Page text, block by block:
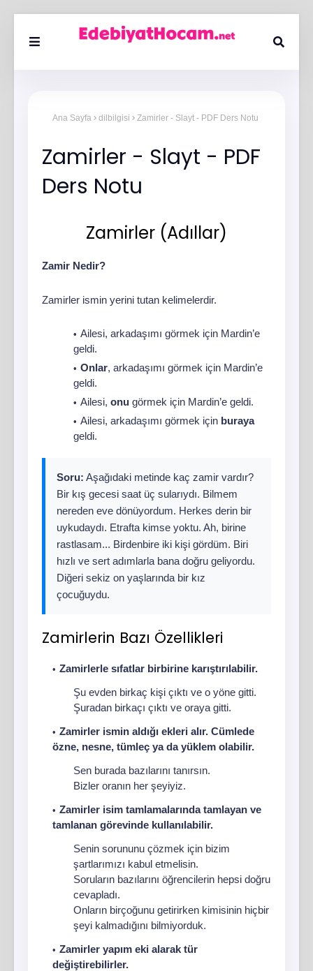
Ana Sayfa dilbilgisi Zamirler - Slayt - PDF Ders Notu
Zamirler - Slayt - PDF
Ders Notu
Zamirler (Adıllar)
Zamir Nedir?
Zamirler ismin yerini tutan kelimelerdir.
Ailesi, arkadaşımı görmek için Mardin’e
geldi.
Onlar, arkadaşımı görmek için Mardin’e
geldi.
Ailesi, onu görmek için Mardin’e geldi.
Ailesi, arkadaşımı görmek için buraya
geldi.
Soru: Aşağıdaki metinde kaç zamir vardır?
Bir kış gecesi saat üç sularıydı. Bilmem
nereden eve dönüyordum. Herkes derin bir
uykudaydı. Etrafta kimse yoktu. Ah, birine
rastlasam... Birdenbire iki kişi gördüm. Biri
hızlı ve sert adımlarla bana doğru geliyordu.
Diğeri sekiz on yaşlarında bir kız
çocuğuydu.
Zamirlerin Bazı Özellikleri
Zamirlerle sıfatlar birbirine karıştırılabilir.
Şu evden birkaç kişi çıktı ve o yöne gitti.
Şuradan birkaçı çıktı ve oraya gitti.
Zamirler ismin aldığı ekleri alır. Cümlede
özne, nesne, tümleç ya da yüklem olabilir.
Sen burada bazılarını tanırsın.
Bizler oranın her şeyiyiz.
Zamirler isim tamlamalarında tamlayan ve
tamlanan görevinde kullanılabilir.
Senin sorununu çözmek için bizim
şartlarımızı kabul etmelisin.
Soruların bazılarını öğrencilerin hepsi doğru
cevapladı.
Onların birçoğunu getirirken kimisinin hiçbir
şeyi kalmadığını bilmiyorduk.
Zamirler yapım eki alarak tür
değiştirebilirler.